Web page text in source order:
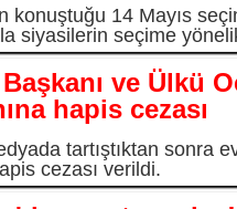
konuştuğu 14 Mayıs
siyasilerin seçime
ve Ülkü
hapis cezası
tartıştıktan sonra
cezası verildi.